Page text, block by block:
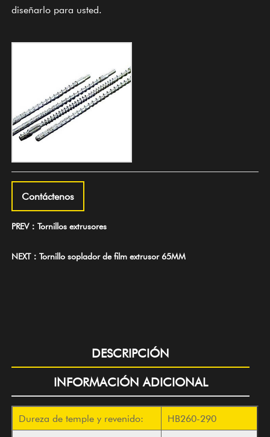
diseñarlo para usted.
Contáctenos
PREV：Tornillos extrusores
NEXT：Tornillo soplador de film extrusor 65MM
DESCRIPCIÓN
INFORMACIÓN ADICIONAL
Dureza de temple y revenido:
HB260-290